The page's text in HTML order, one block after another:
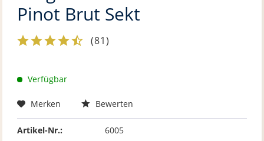
Pinot Brut Sekt
(81)
Verfügbar
Merken Bewerten
Artikel-Nr.:
6005